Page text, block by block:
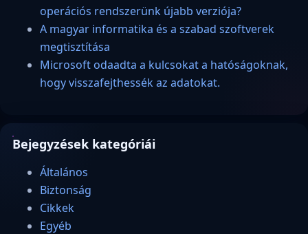
operációs rendszerünk újabb verziója?
A magyar informatika és a szabad szoftverek
megtisztítása
Microsoft odaadta a kulcsokat a hatóságoknak,
hogy visszafejthessék az adatokat.
Bejegyzések kategóriái
Általános
Biztonság
Cikkek
Egyéb